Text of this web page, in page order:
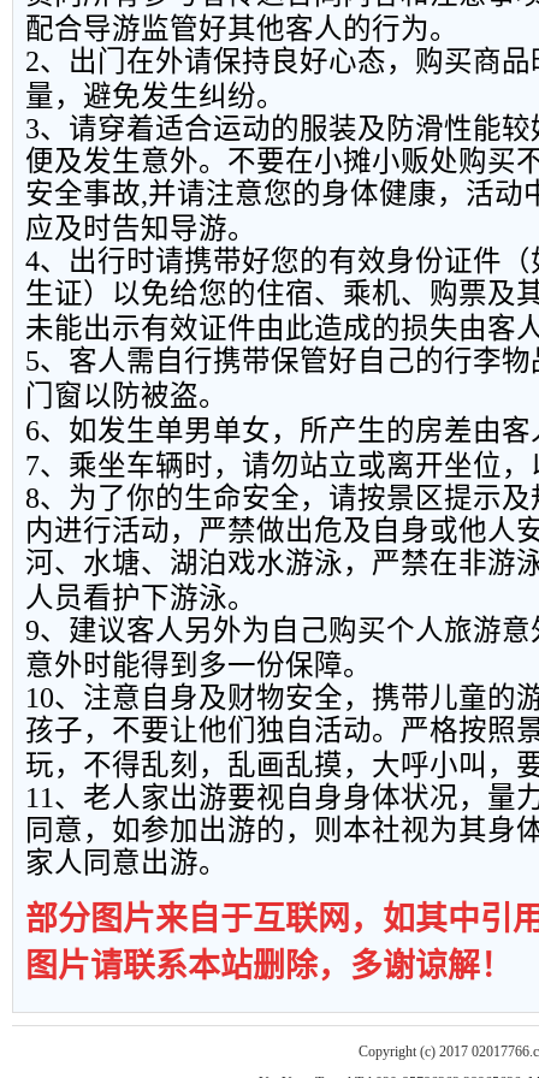
配合导游监管好其他客人的行为。
2、出门在外请保持良好心态，购买商
量，避免发生纠纷。
3、请穿着适合运动的服装及防滑性能
便及发生意外。不要在小摊小贩处购买
安全事故,并请注意您的身体健康，活动
应及时告知导游。
4、出行时请携带好您的有效身份证件
生证）以免给您的住宿、乘机、购票及
未能出示有效证件由此造成的损失由客
5、客人需自行携带保管好自己的行李
门窗以防被盗。
6、如发生单男单女，所产生的房差由客
7、乘坐车辆时，请勿站立或离开坐位
8、为了你的生命安全，请按景区提示
内进行活动，严禁做出危及自身或他人
河、水塘、湖泊戏水游泳，严禁在非游
人员看护下游泳。
9、建议客人另外为自己购买个人旅游
意外时能得到多一份保障。
10、注意自身及财物安全，携带儿童的
孩子，不要让他们独自活动。严格按照
玩，不得乱刻，乱画乱摸，大呼小叫，
11、老人家出游要视自身身体状况，量
同意，如参加出游的，则本社视为其身
家人同意出游。
部分图片来自于互联网，如其中引
图片请联系本站删除，多谢谅解！
Copyright (c) 2017